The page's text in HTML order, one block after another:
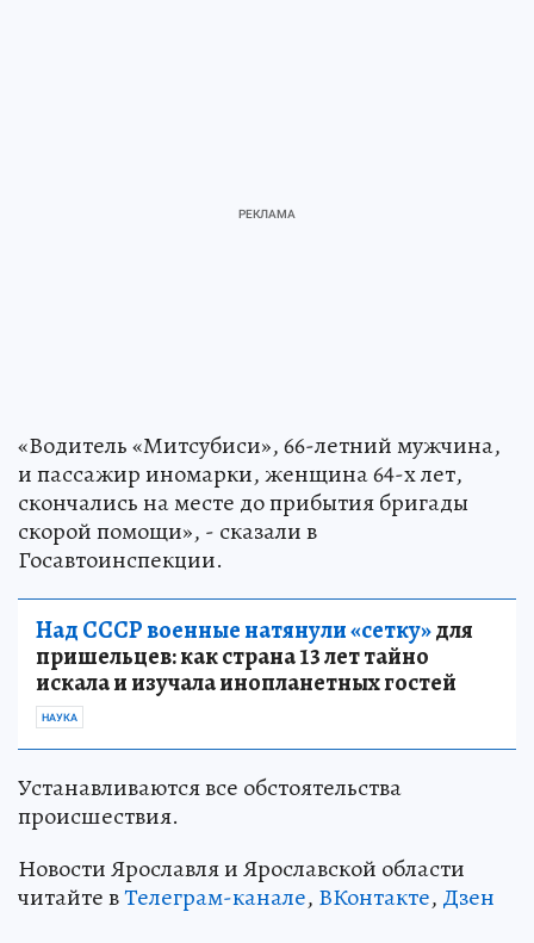
«Водитель «Митсубиси», 66-летний мужчина,
и пассажир иномарки, женщина 64-х лет,
скончались на месте до прибытия бригады
скорой помощи», - сказали в
Госавтоинспекции.
Над СССР военные натянули «сетку»для
пришельцев: как страна 13 лет тайно
искала и изучала инопланетных гостей
НАУКА
Устанавливаются все обстоятельства
происшествия.
Новости Ярославля и Ярославской области
читайте вТелеграм-канале, ВКонтакте, Дзен